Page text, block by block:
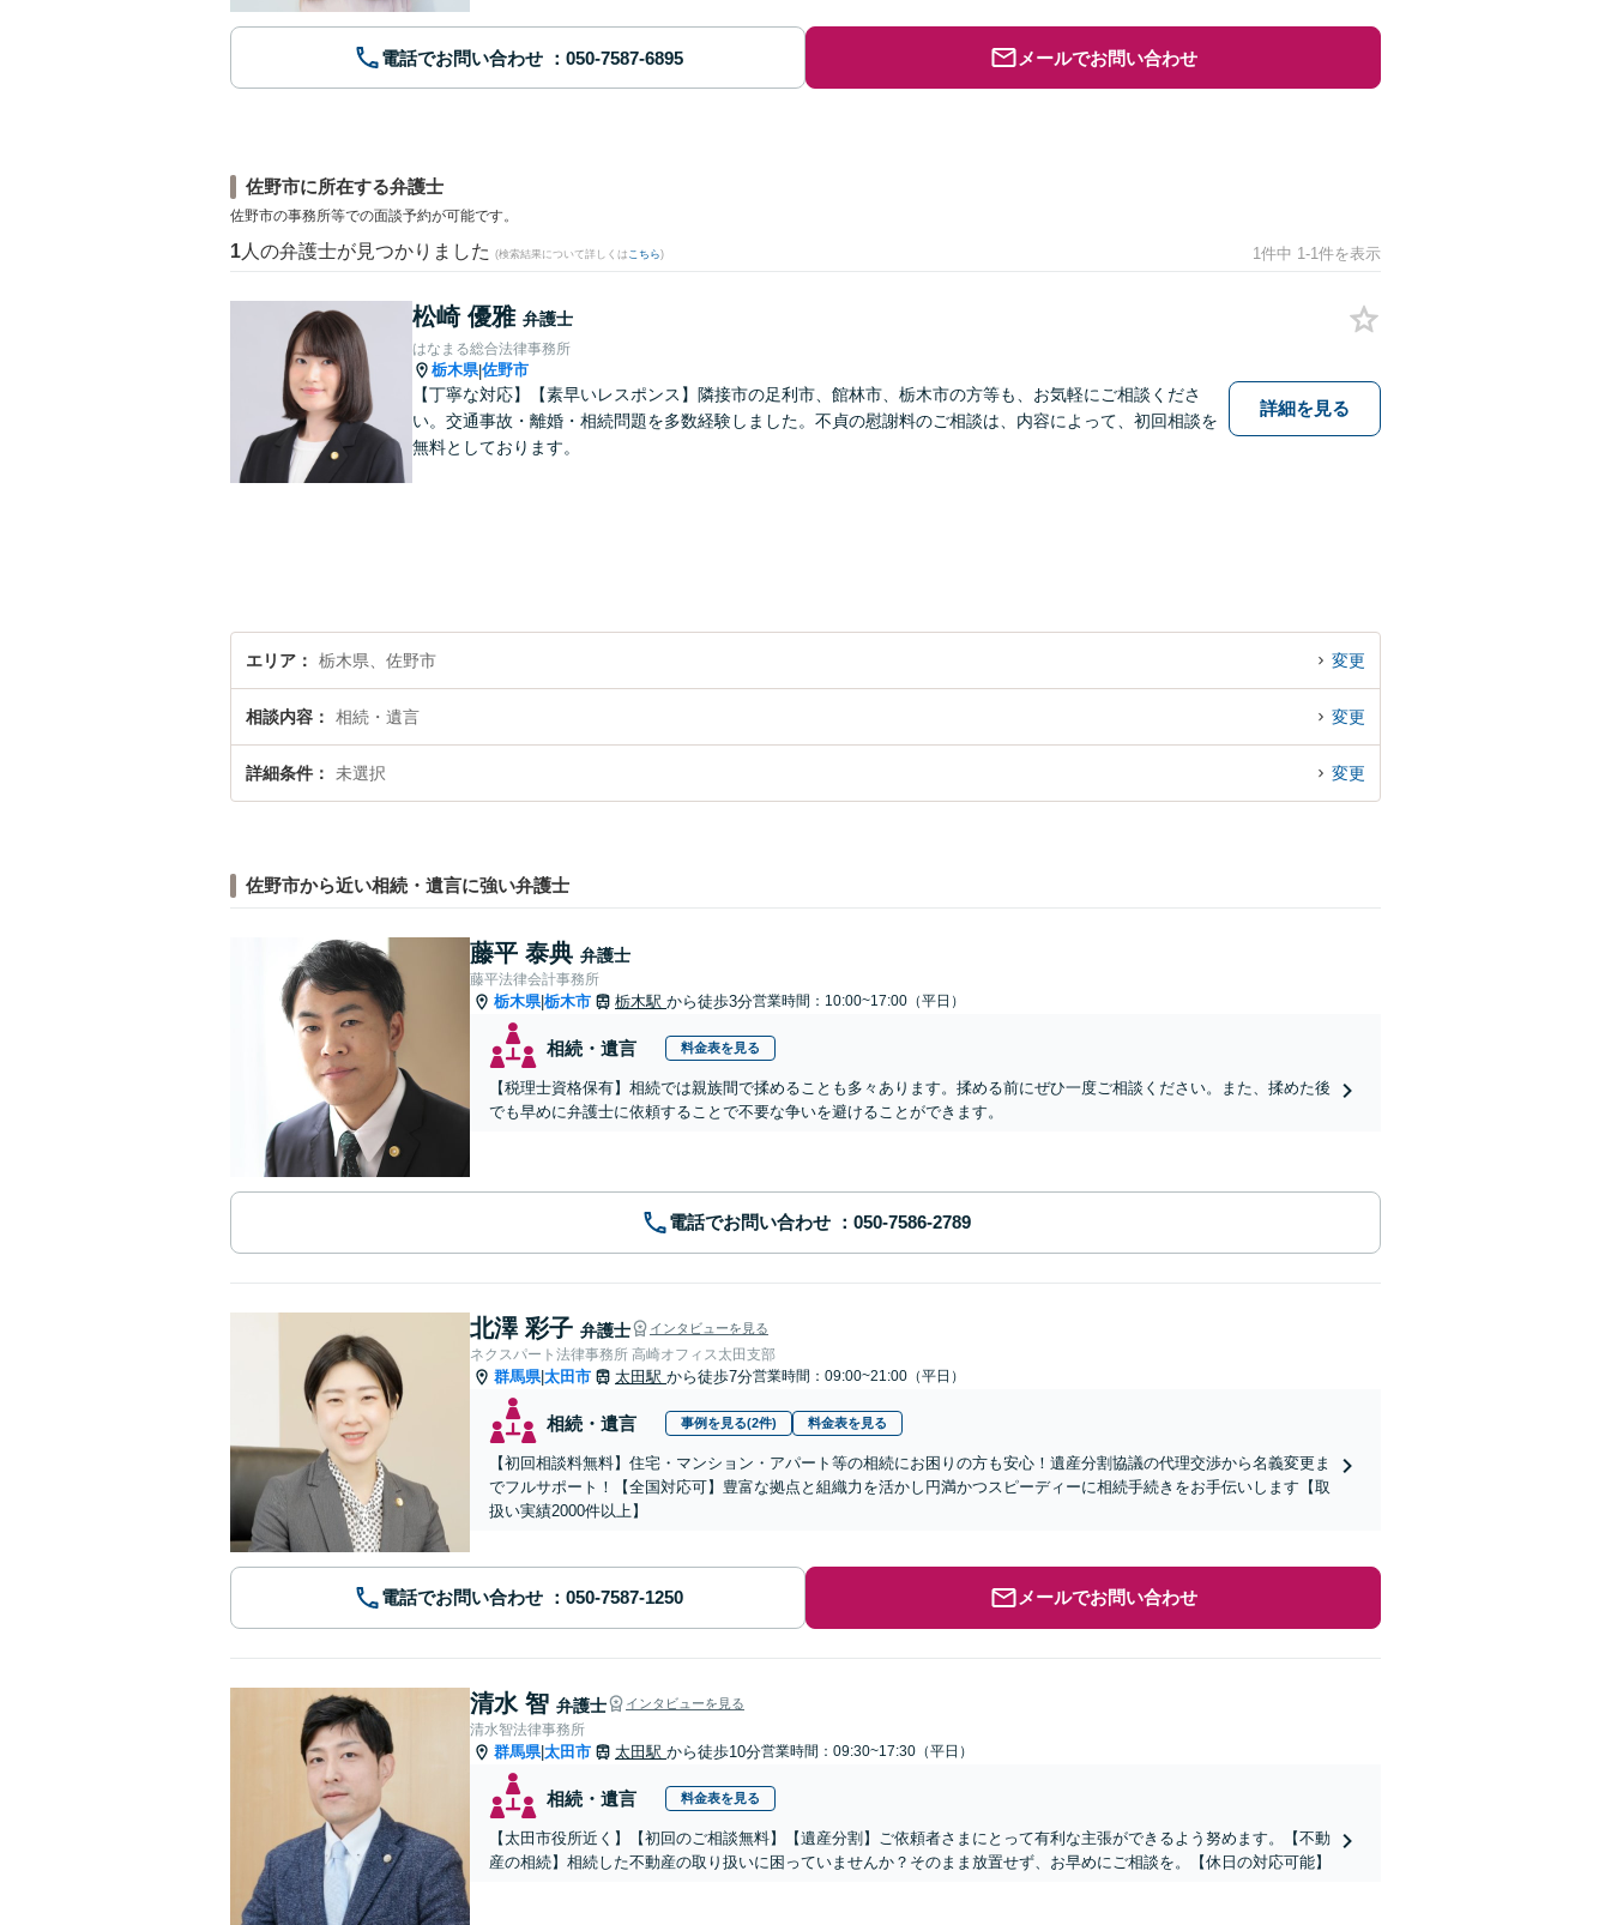
電話でお問い合わせ メールでお問い合わせ
佐野市に所在する弁護士
佐野市の事務所等での面談予約が可能です。
1 人の弁護士が見つかりました (検索結果について詳しくは こちら) 1件中 1-1件を表示
松崎 優雅 弁護士
はなまる総合法律事務所
栃木県|佐野市
【丁寧な対応】【素早いレスポンス】隣接市の足利市、館林市、栃木市の方等も、お気軽にご相談くださ
い。交通事故・離婚・相続問題を多数経験しました。不貞の慰謝料のご相談は、内容によって、初回相談を
無料としております。
詳細を見る
エリア 栃木県、佐野市 変更
相談内容 相続・遺言 変更
詳細条件 未選択 変更
佐野市から近い相続・遺言に強い弁護士
藤平 泰典 弁護士
藤平法律会計事務所
栃木県|栃木市 栃木駅 から徒歩3分営業時間：10:00~17:00（平日）
相続・遺言 料金表を見る
【税理士資格保有】相続では親族間で揉めることも多々あります。揉める前にぜひ一度ご相談ください。また、揉めた後
でも早めに弁護士に依頼することで不要な争いを避けることができます。
電話でお問い合わせ
北澤 彩子 弁護士 インタビューを見る
ネクスパート法律事務所 高崎オフィス太田支部
群馬県|太田市 太田駅 から徒歩7分営業時間：09:00~21:00（平日）
相続・遺言 事例を見る(2件) 料金表を見る
【初回相談料無料】住宅・マンション・アパート等の相続にお困りの方も安心！遺産分割協議の代理交渉から名義変更ま
でフルサポート！【全国対応可】豊富な拠点と組織力を活かし円満かつスピーディーに相続手続きをお手伝いします【取
扱い実績2000件以上】
電話でお問い合わせ メールでお問い合わせ
清水 智 弁護士 インタビューを見る
清水智法律事務所
群馬県|太田市 太田駅 から徒歩10分営業時間：09:30~17:30（平日）
相続・遺言 料金表を見る
【太田市役所近く】【初回のご相談無料】【遺産分割】ご依頼者さまにとって有利な主張ができるよう努めます。【不動
産の相続】相続した不動産の取り扱いに困っていませんか？そのまま放置せず、お早めにご相談を。【休日の対応可能】